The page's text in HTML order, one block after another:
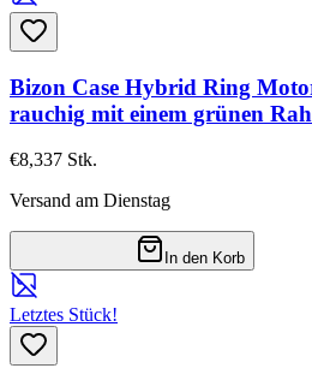
Bizon Case Hybrid Ring
rauchig mit einem grünen
€8,337 Stk.
Versand am Dienstag
In den Korb
Letztes Stück!